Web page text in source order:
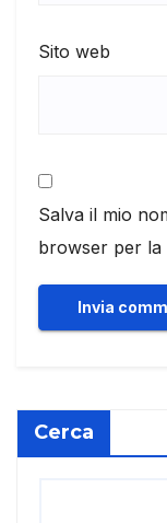
Sito web
Salva il mio
browser per la
Cerca